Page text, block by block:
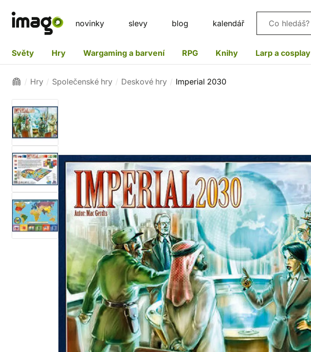
novinky slevy blog kalendář Vyhledávání
Světy Hry Wargaming a barvení RPG Knihy Larp a cosplay
Hry Společenské hry Deskové hry Imperial 2030